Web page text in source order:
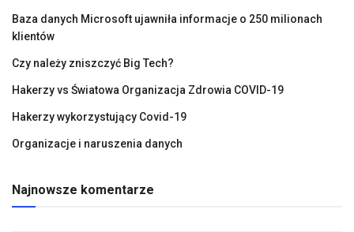
Baza danych Microsoft ujawniła informacje o 250 milionach
klientów
Czy należy zniszczyć Big Tech?
Hakerzy vs Światowa Organizacja Zdrowia COVID-19
Hakerzy wykorzystujący Covid-19
Organizacje i naruszenia danych
Najnowsze komentarze